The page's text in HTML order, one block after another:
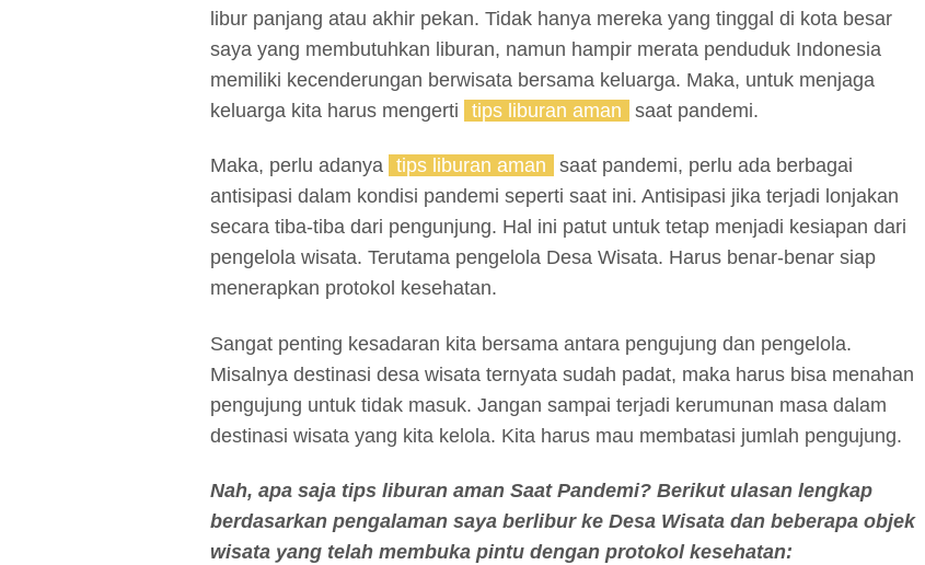
libur panjang atau akhir pekan. Tidak hanya mereka yang tinggal di kota besar
saya yang membutuhkan liburan, namun hampir merata penduduk Indonesia
memiliki kecenderungan berwisata bersama keluarga. Maka, untuk menjaga
keluarga kita harus mengerti
tips liburan aman saat pandemi.
Maka, perlu adanya tips liburan aman
saat pandemi, perlu ada berbagai
antisipasi dalam kondisi pandemi seperti saat ini. Antisipasi jika terjadi lonjakan
secara tiba-tiba dari pengunjung. Hal ini patut untuk tetap menjadi kesiapan dari
pengelola wisata. Terutama pengelola Desa Wisata. Harus benar-benar siap
menerapkan protokol kesehatan.
Sangat penting kesadaran kita bersama antara pengujung dan pengelola.
Misalnya destinasi desa wisata ternyata sudah padat, maka harus bisa menahan
pengujung untuk tidak masuk. Jangan sampai terjadi kerumunan masa dalam
destinasi wisata yang kita kelola. Kita harus mau membatasi jumlah pengujung.
Nah, apa saja tips liburan aman Saat Pandemi? Berikut ulasan lengkap
berdasarkan pengalaman saya berlibur ke Desa Wisata dan beberapa objek
wisata yang telah membuka pintu dengan protokol kesehatan: